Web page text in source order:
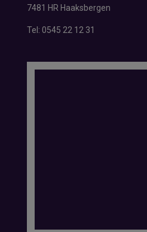
7481 HR Haaksbergen
Tel: 0545 22 12 31